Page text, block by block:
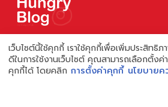
แหล่งรวมข้อมูล ข่าวสาร เกี่ยวกับร้านอาหารแ
รีวิว ชี้เป้า รวมถึงความรู้ต่างๆ ที่เราอยากแช
ไม่พอ เรายังมีความรู้เกี่ยวกับการทำร้านอา
เว็บไซต์นี้ใช้คุกกี้ เราใช้คุกกี้เพื่อเพิ่มประสิทธิ
ดีในการใช้งานเว็บไซต์ คุณสามารถเลือกตั้งค่
คุกกี้ได้ โดยคลิก การตั้งค่าคุกกี้ นโยบายค